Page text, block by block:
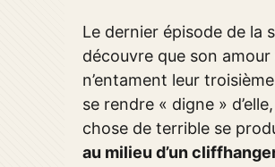
Le dernier épisode de la
découvre que son
n’entament leur
se rendre « digne »
chose de terrible se
au milieu d’un